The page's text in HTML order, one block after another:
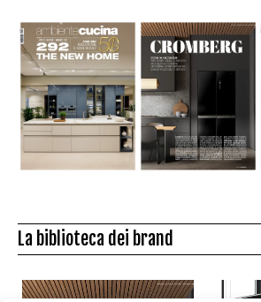
La biblioteca dei brand